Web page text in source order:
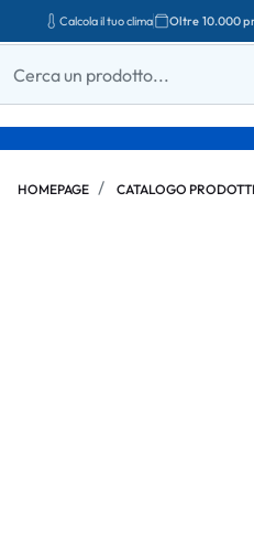
Calcola il tuo clima Oltre 10.000
HOMEPAGE CATALOGO PRODOTTI